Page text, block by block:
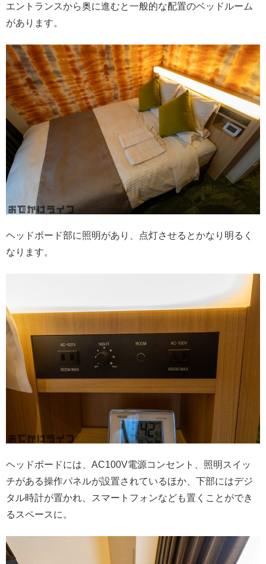
エントランスから奥に進むと一般的な配置のベッドルーム
があります。
ヘッドボード部に照明があり、点灯させるとかなり明るく
なります。
ヘッドボードには、AC100V電源コンセント、照明スイッ
チがある操作パネルが設置されているほか、下部にはデジ
タル時計が置かれ、スマートフォンなども置くことができ
るスペースに。